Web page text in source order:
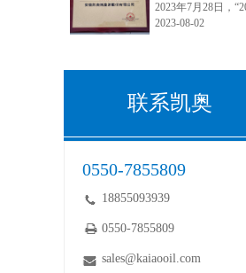
2023-08-02
联系凯奥
0550-7855809
18855093939
0550-7855809
sales@kaiaooil.com